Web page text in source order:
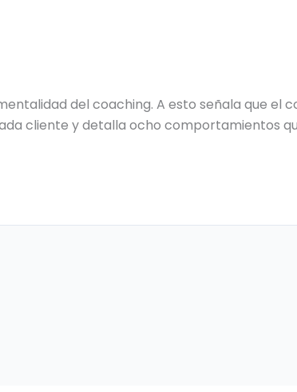
del coaching. A esto señala que el
cliente y detalla ocho comportamientos